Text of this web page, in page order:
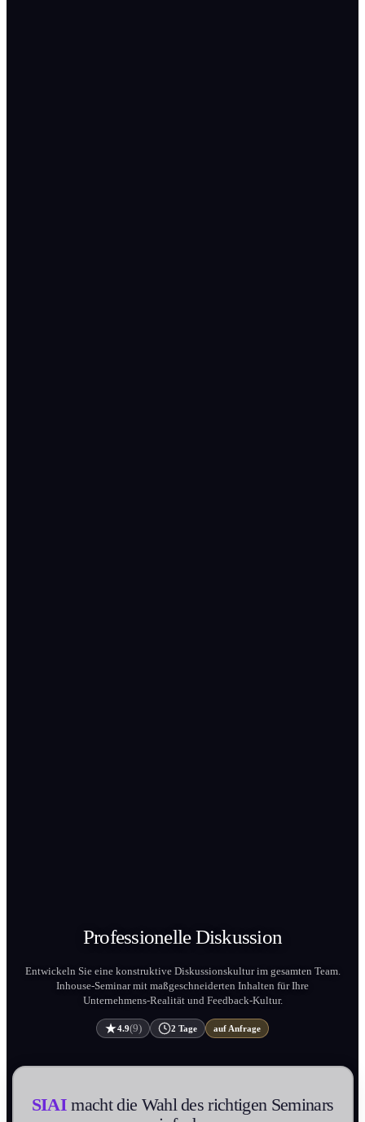
ProfessionelleDiskussion
Entwickeln Sie eine konstruktive Diskussionskultur im gesamten Team.
Inhouse-Seminar mit maßgeschneiderten Inhalten für Ihre
Unternehmens-Realität und Feedback-Kultur.
4.9(9) 2 Tage auf Anfrage
SIAImacht die Wahl des richtigen Seminars